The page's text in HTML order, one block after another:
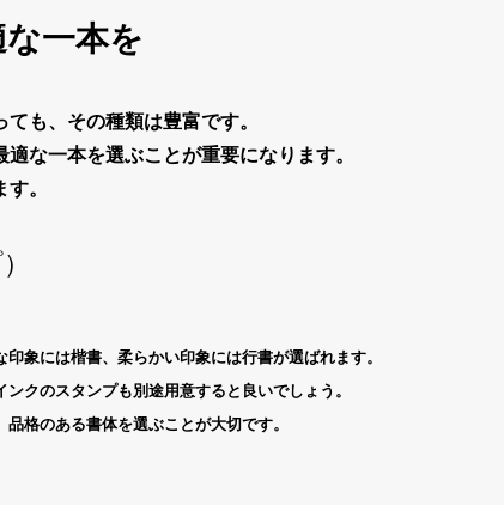
一本を
も、その種類は豊富です。
な一本を選ぶことが重要になります。
。
象には楷書、柔らかい印象には行書が選ばれます。
ンクのスタンプも別途用意すると良いでしょう。
格のある書体を選ぶことが大切です。